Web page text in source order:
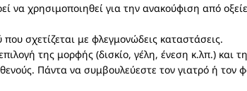
να χρησιμοποιηθεί για την ανακούφιση από
σχετίζεται με φλεγμονώδεις καταστάσεις.
της μορφής (δισκίο, γέλη, ένεση κ.λπ.) και
Πάντα να συμβουλεύεστε τον γιατρό ή